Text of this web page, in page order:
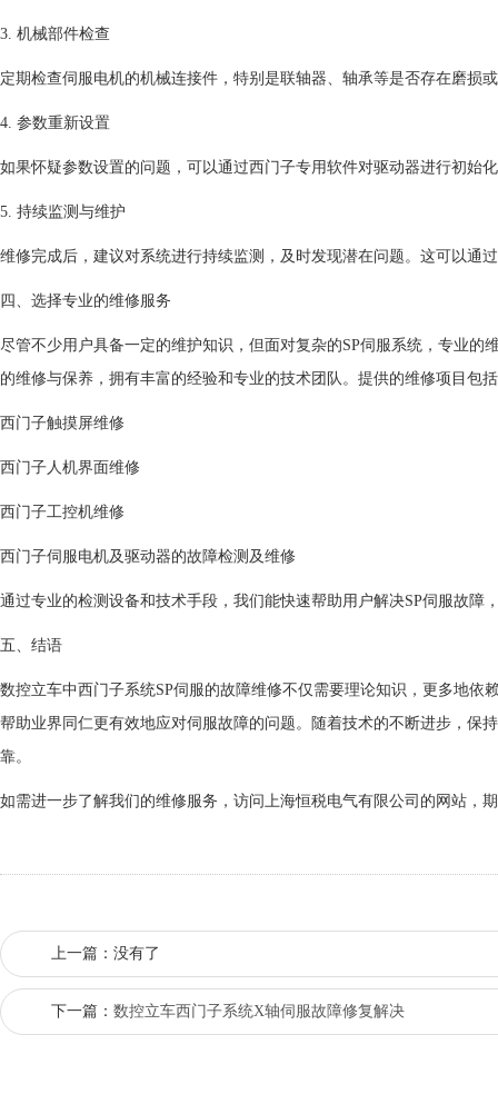
3. 机械部件检查
定期检查伺服电机的机械连接件，特别是联轴器、轴承等是否存在磨损
4. 参数重新设置
如果怀疑参数设置的问题，可以通过西门子专用软件对驱动器进行初始
5. 持续监测与维护
维修完成后，建议对系统进行持续监测，及时发现潜在问题。这可以通
四、选择专业的维修服务
尽管不少用户具备一定的维护知识，但面对复杂的SP伺服系统，专业
的维修与保养，拥有丰富的经验和专业的技术团队。提供的维修项目包
西门子触摸屏维修
西门子人机界面维修
西门子工控机维修
西门子伺服电机及驱动器的故障检测及维修
通过专业的检测设备和技术手段，我们能快速帮助用户解决SP伺服故障
五、结语
数控立车中西门子系统SP伺服的故障维修不仅需要理论知识，更多地
帮助业界同仁更有效地应对伺服故障的问题。随着技术的不断进步，保
靠。
如需进一步了解我们的维修服务，访问上海恒税电气有限公司的网站，
上一篇：没有了
下一篇： 数控立车西门子系统X轴伺服故障修复解决